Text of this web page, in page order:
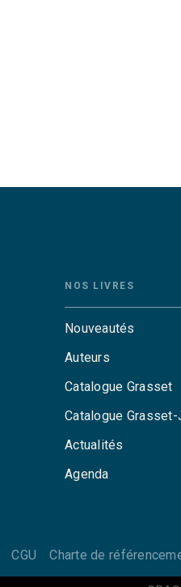
NOS LIVRES
Nouveautés
Auteurs
Catalogue Grasset
Catalogue
Actualités
Agenda
CGU Charte de